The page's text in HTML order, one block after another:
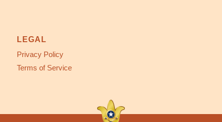
LEGAL
Privacy Policy
Terms of Service